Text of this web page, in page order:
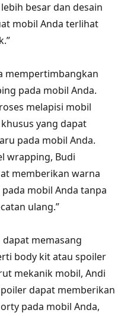
besar dan desain
mobil Anda terlihat
mempertimbangkan
pada mobil Anda.
melapisi mobil
yang dapat
pada mobil Anda.
wrapping, Budi
memberikan warna
mobil Anda tanpa
ulang.”
dapat memasang
body kit atau spoiler
mekanik mobil, Andi
dapat memberikan
pada mobil Anda,